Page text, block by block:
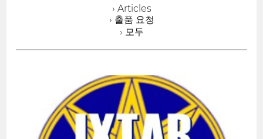
› Articles
› 출품 요청
› 모두